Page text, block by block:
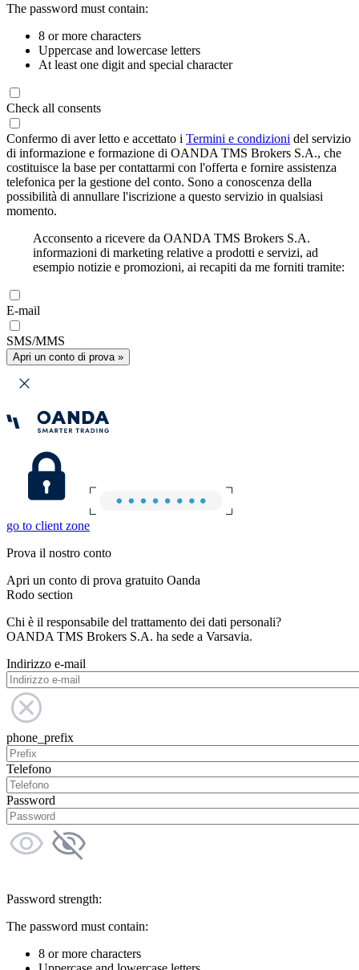
The password must contain:
8 or more characters
Uppercase and lowercase letters
At least one digit and special character
Check all consents
Confermo di aver letto e accettato i Termini e condizioni del servizio
di informazione e formazione di OANDA TMS Brokers S.A., che
costituisce la base per contattarmi con l'offerta e fornire assistenza
telefonica per la gestione del conto. Sono a conoscenza della
possibilità di annullare l'iscrizione a questo servizio in qualsiasi
momento.
Acconsento a ricevere da OANDA TMS Brokers S.A.
informazioni di marketing relative a prodotti e servizi, ad
esempio notizie e promozioni, ai recapiti da me forniti tramite:
E-mail
SMS/MMS
Apri un conto di prova »
go to client zone
Prova il nostro conto
Apri un conto di prova gratuito Oanda
Rodo section
Chi è il responsabile del trattamento dei dati personali?
OANDA TMS Brokers S.A. ha sede a Varsavia.
Indirizzo e-mail
phone_prefix
Telefono
Password
Password strength:
The password must contain:
8 or more characters